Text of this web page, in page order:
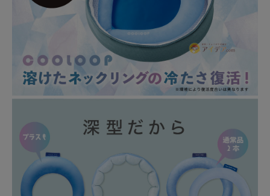
掃除グッズ
ビューティー
ファッション
アウトドア・トラベル